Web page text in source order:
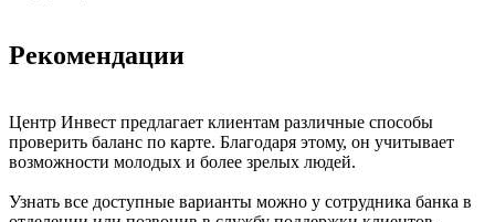
Рекомендации
Центр Инвест предлагает клиентам различные способы
проверить баланс по карте. Благодаря этому, он учитывает
возможности молодых и более зрелых людей.
Узнать все доступные варианты можно у сотрудника банка в